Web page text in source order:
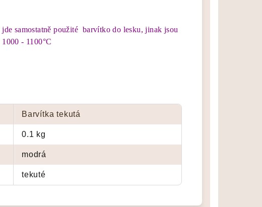
samostatně použité barvítko do lesku, jinak jsou
- 1100°C
Barvítka tekutá
0.1 kg
modrá
tekuté